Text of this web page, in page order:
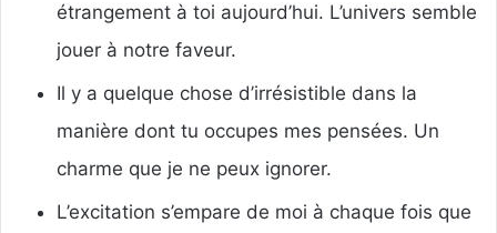
étrangement à toi aujourd’hui. L’univers semble
jouer à notre faveur.
Il y a quelque chose d’irrésistible dans la
manière dont tu occupes mes pensées. Un
charme que je ne peux ignorer.
L’excitation s’empare de moi à chaque fois que